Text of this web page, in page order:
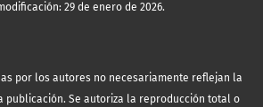
29 de enero de 2026.
por los autores no necesariamente reflejan la
publicación. Se autoriza la reproducción total o